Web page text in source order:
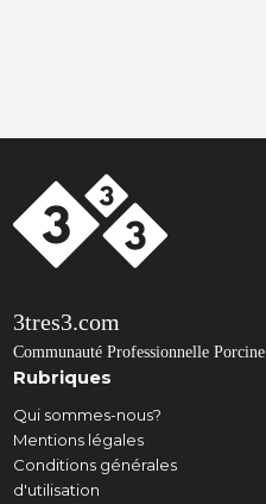
3tres3.com
Communauté Professionnelle Porcine
Rubriques
Qui sommes-nous?
Mentions légales
Conditions générales
d'utilisation